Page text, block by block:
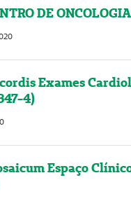
DE ONCOLOGIA
Exames
4)
Espaço